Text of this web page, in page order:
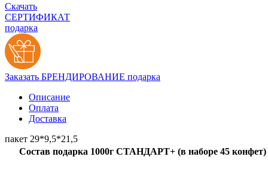
Скачать
СЕРТИФИКАТ
подарка
Заказать БРЕНДИРОВАНИЕ подарка
Описание
Оплата
Доставка
пакет 29*9,5*21,5
Состав подарка 1000г СТАНДАРТ+ (в наборе 45 конфет)